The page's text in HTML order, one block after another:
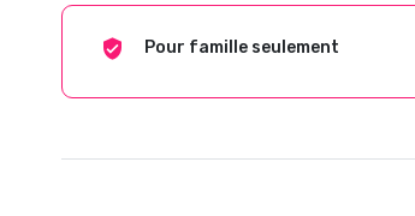
Pour famille seulement